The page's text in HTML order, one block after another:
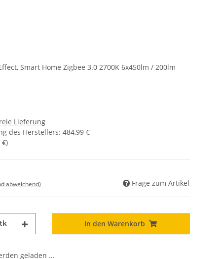
Smart Home Zigbee 3.0 2700K 6x450lm / 200lm
Lieferung
des Herstellers: 484,99 €
€)
abweichend) Frage zum Artikel
In den Warenkorb
geladen ...